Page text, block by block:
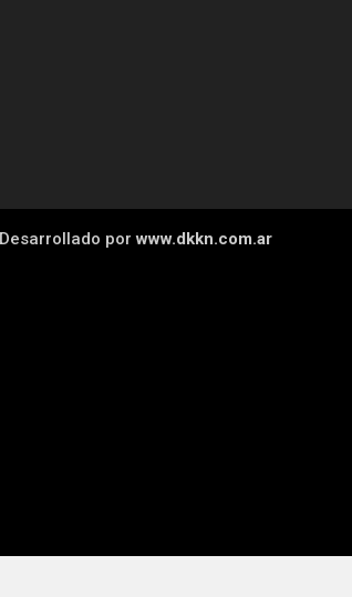
Desarrollado porwww.dkkn.com.ar